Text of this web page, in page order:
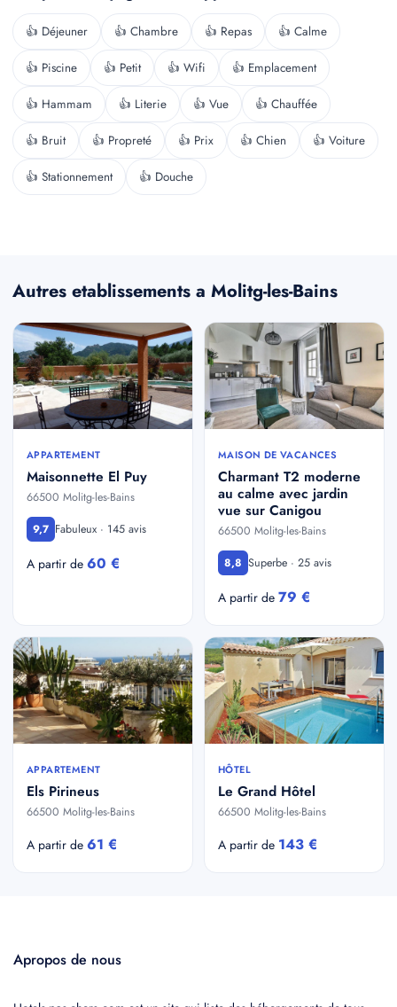
👍 Déjeuner 👍 Chambre 👍 Repas 👍 Calme
👍 Piscine 👍 Petit 👍 Wifi 👍 Emplacement
👍 Hammam 👍 Literie 👍 Vue 👍 Chauffée
👍 Bruit 👍 Propreté 👍 Prix 👍 Chien 👍 Voiture
👍 Stationnement 👍 Douche
Autres etablissements a Molitg-les-Bains
APPARTEMENT
Maisonnette El Puy
66500 Molitg-les-Bains
9,7 Fabuleux · 145 avis
A partir de 60 €
MAISON DE VACANCES
Charmant T2 moderne
au calme avec jardin
vue sur Canigou
66500 Molitg-les-Bains
8,8 Superbe · 25 avis
A partir de 79 €
APPARTEMENT
Els Pirineus
66500 Molitg-les-Bains
A partir de 61 €
HÔTEL
Le Grand Hôtel
66500 Molitg-les-Bains
A partir de 143 €
Apropos de nous